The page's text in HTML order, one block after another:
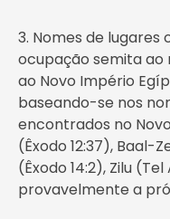
3. Nomes de lugares
ocupação semita
ao Novo Império
baseando-se nos
encontrados no
(Êxodo 12:37), Baal-
(Êxodo 14:2), Zilu
provavelmente a